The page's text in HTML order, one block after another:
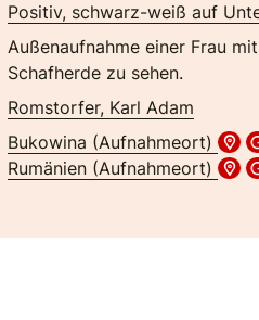
Positiv, schwarz-weiß auf
Außenaufnahme einer Frau
Schafherde zu sehen.
Romstorfer, Karl Adam
Bukowina (Aufnahmeort)
Rumänien (Aufnahmeort)